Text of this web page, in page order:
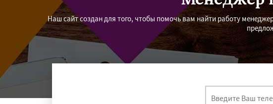
Наш сайт создан для того, чтобы помочь вам найти работу